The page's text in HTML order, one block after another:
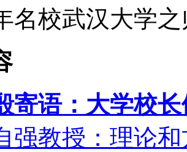
名校武汉大学
寄语：大学校
强教授：理论